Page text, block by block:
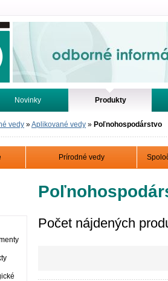
Odborné informácie. Online.
Novinky Produkty
Tutoriály
vedy »Aplikované vedy » Poľnohospodárstvo
Prírodné vedy
Počet nájdených